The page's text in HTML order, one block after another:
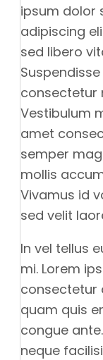
ipsum dolor
adipiscing
sed libero
consectetur
Vestibulum
amet
semper
mollis
Vivamus id
sed velit
In vel tellus
mi. Lorem
consectetur
quam quis
congue
neque